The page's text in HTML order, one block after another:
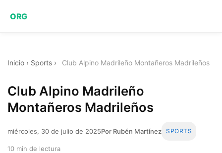
ORG
Inicio › Sports › Club Alpino Madrileño Montañeros Madrileños
Club Alpino Madrileño
Montañeros Madrileños
miércoles, 30 de julio de 2025Por Rubén Martínez SPORTS
10 min de lectura